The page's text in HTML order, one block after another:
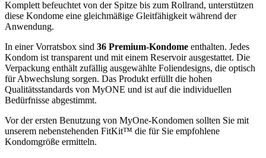
Komplett befeuchtet von der Spitze bis zum Rollrand, unterstützen
diese Kondome eine gleichmäßige Gleitfähigkeit während der
Anwendung.
In einer Vorratsbox sind 36 Premium-Kondome enthalten. Jedes
Kondom ist transparent und mit einem Reservoir ausgestattet. Die
Verpackung enthält zufällig ausgewählte Foliendesigns, die optisch
für Abwechslung sorgen. Das Produkt erfüllt die hohen
Qualitätsstandards von MyONE und ist auf die individuellen
Bedürfnisse abgestimmt.
Vor der ersten Benutzung von MyOne-Kondomen sollten Sie mit
unserem nebenstehenden FitKit™ die für Sie empfohlene
Kondomgröße ermitteln.